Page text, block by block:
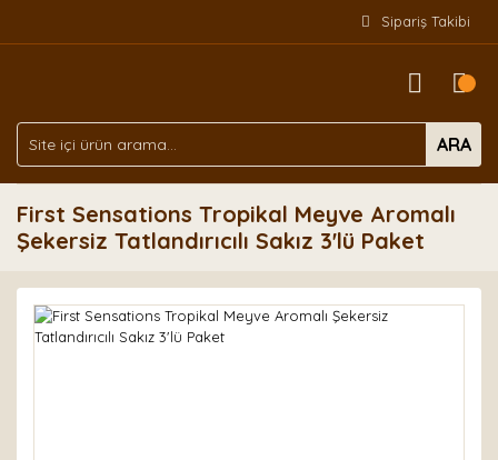
Sipariş Takibi
ARA
First Sensations Tropikal Meyve Aromalı
Şekersiz Tatlandırıcılı Sakız 3'lü Paket